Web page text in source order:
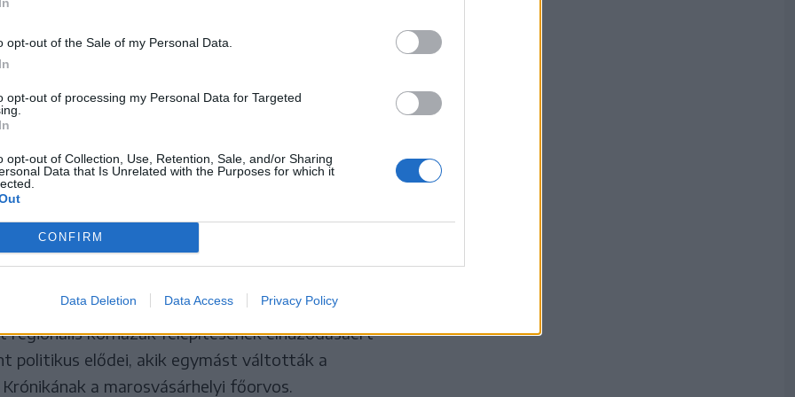
opt-out of the Sale of my Personal Data.
opt-out of processing my Personal Data for Targeted
opt-out of Collection, Use, Retention, Sale, and/or Sharing
Data that Is Unrelated with the Purposes for which it
CONFIRM
Data Deletion Data Access Privacy Policy
szakember belülről látja az
uralkodó nehéz
a kezdeményezés
várakozó, időhúzó
lehet a romániai egészségügyben kialakult
nyakába varrni. Példa erre a régóta
sürgősségi kórház helyzete. ,,A Kolozsvárra,
regionális kórházak felépítésének elhúzódásáért
politikus elődei, akik egymást váltották a
a marosvásárhelyi főorvos.